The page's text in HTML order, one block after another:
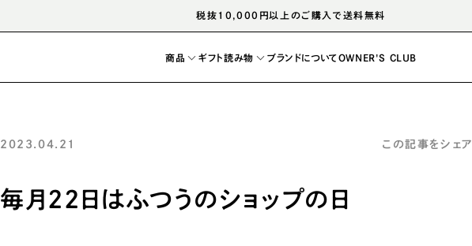
税抜10,000円以上のご購入で送料無料
商品
ケチャップ 塩 ドレッシング 胡椒
ギフト読み物
マガジン
ブランドについてOWNER'S CLUB
2023.04.21 この記事をシェア
毎月22日はふつうのショップの日